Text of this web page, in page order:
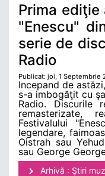
Prima ediţie
"Enescu"
serie de
Radio
Publicat: joi, 1 Septembrie
Incepand de
s-a imbogăţit cu
Radio. Discurile
remasterizate,
Festivalului
legendare,
Oistrah sau
sau George
Arhivă : Ştiri